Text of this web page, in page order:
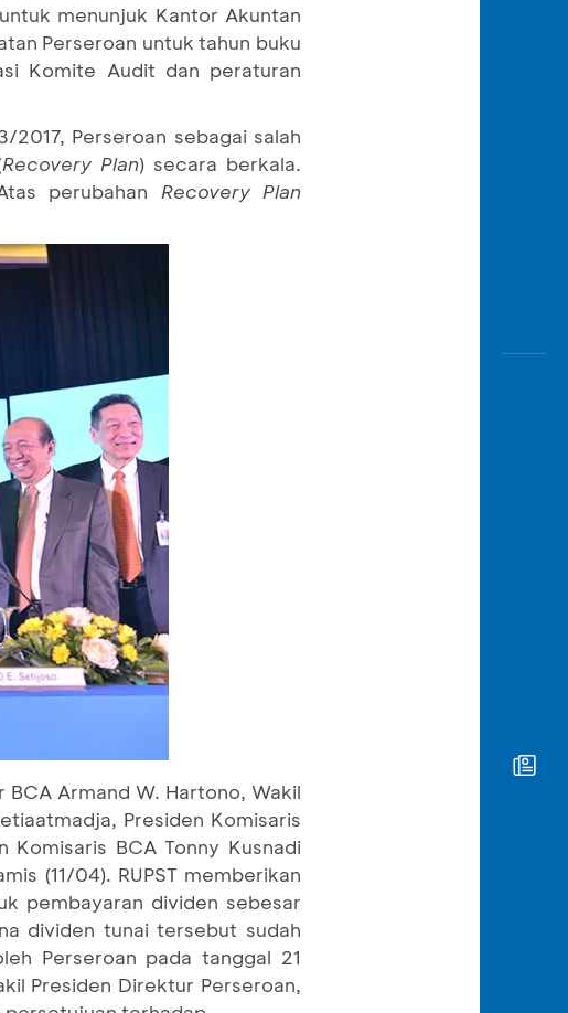
menunjuk Kantor Akuntan
Perseroan untuk tahun buku
Komite Audit dan peraturan
Perseroan sebagai salah
Recovery Plan) secara berkala.
perubahan Recovery Plan
Armand W. Hartono, Wakil
Presiden Komisaris
BCA Tonny Kusnadi
(11/04). RUPST memberikan
pembayaran dividen sebesar
dividen tunai tersebut sudah
Perseroan pada tanggal 21
Presiden Direktur Perseroan,